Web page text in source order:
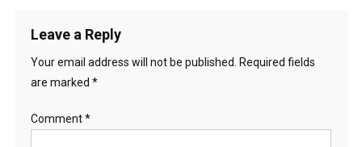
Leave a Reply
Your email address will not be published. Required fields
are marked *
Comment*